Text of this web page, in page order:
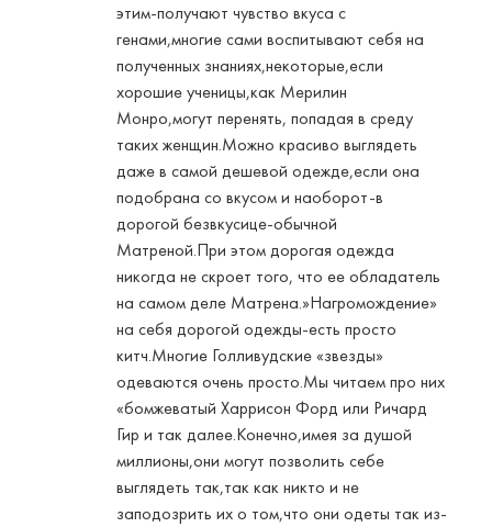
этим-получают чувство вкуса с
генами,многие сами воспитывают себя на
полученных знаниях,некоторые,если
хорошие ученицы,как Мерилин
Монро,могут перенять, попадая в среду
таких женщин.Можно красиво выглядеть
даже в самой дешевой одежде,если она
подобрана со вкусом и наоборот-в
дорогой безвкусице-обычной
Матреной.При этом дорогая одежда
никогда не скроет того, что ее обладатель
на самом деле Матрена.»Нагромождение»
на себя дорогой одежды-есть просто
китч.Многие Голливудские «звезды»
одеваются очень просто.Мы читаем про них
«бомжеватый Харрисон Форд или Ричард
Гир и так далее.Конечно,имея за душой
миллионы,они могут позволить себе
выглядеть так,так как никто и не
заподозрить их о том,что они одеты так из-